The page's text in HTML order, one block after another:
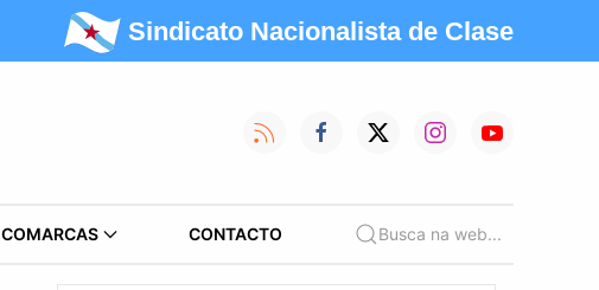
Sindicato Nacionalista de Clase
COMARCAS CONTACTO Busca na web...